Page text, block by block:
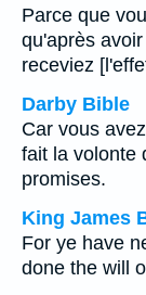
Parce que
qu'après
receviez
Darby Bible
Car vous
fait la volonte
promises.
King James
For ye have
done the will